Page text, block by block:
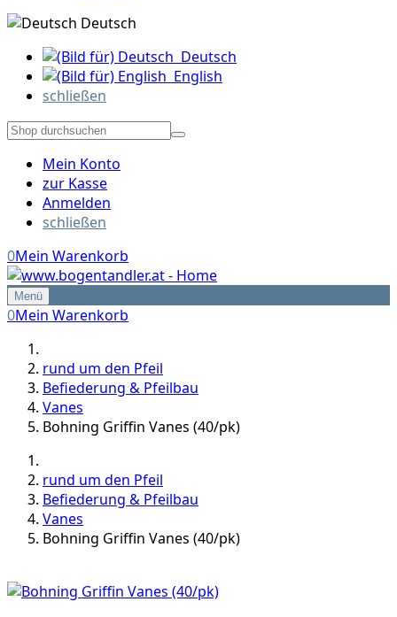
Deutsch
Deutsch
English
schließen
Mein Konto
zur Kasse
Anmelden
schließen
0Mein Warenkorb
Menü
0Mein Warenkorb
rund um den Pfeil
Befiederung & Pfeilbau
Vanes
Bohning Griffin Vanes (40/pk)
rund um den Pfeil
Befiederung & Pfeilbau
Vanes
Bohning Griffin Vanes (40/pk)